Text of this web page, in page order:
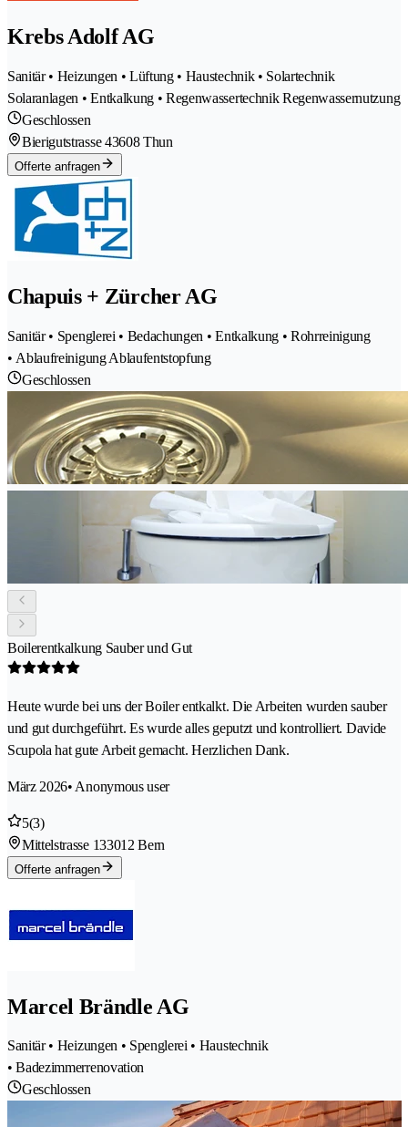
Krebs Adolf AG
Sanitär • Heizungen • Lüftung • Haustechnik • Solartechnik
Solaranlagen • Entkalkung • Regenwassertechnik Regenwassernutzung
Geschlossen
Bierigutstrasse 43608 Thun
Offerte anfragen
Chapuis + Zürcher AG
Sanitär • Spenglerei • Bedachungen • Entkalkung • Rohrreinigung
• Ablaufreinigung Ablaufentstopfung
Geschlossen
Boilerentkalkung Sauber und Gut
Heute wurde bei uns der Boiler entkalkt. Die Arbeiten wurden sauber
und gut durchgeführt. Es wurde alles geputzt und kontrolliert. Davide
Scupola hat gute Arbeit gemacht. Herzlichen Dank.
März 2026• Anonymous user
5(3)
Mittelstrasse 133012 Bern
Offerte anfragen
Marcel Brändle AG
Sanitär • Heizungen • Spenglerei • Haustechnik
• Badezimmerrenovation
Geschlossen